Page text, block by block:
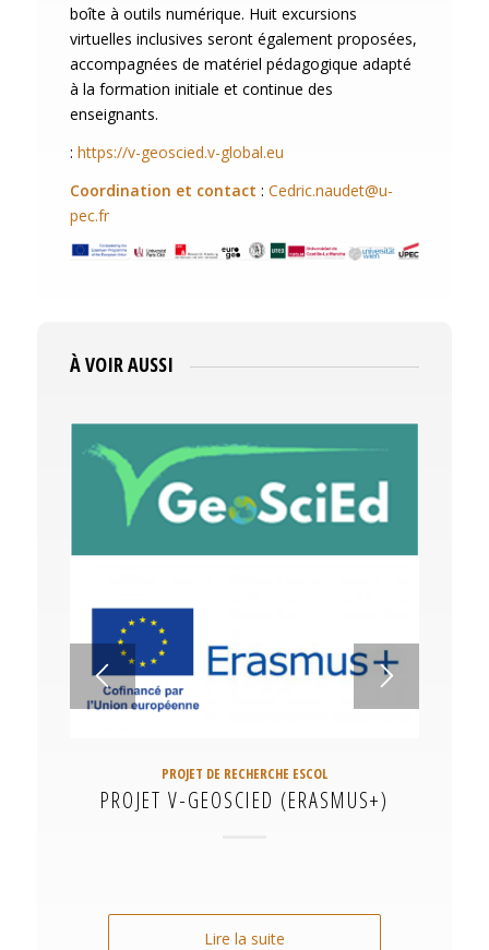
boîte à outils numérique. Huit excursions
virtuelles inclusives seront également proposées,
accompagnées de matériel pédagogique adapté
à la formation initiale et continue des
enseignants.
: https://v-geoscied.v-global.eu
Coordination et contact : Cedric.naudet@u-
pec.fr
À VOIR AUSSI
PROJET DE RECHERCHE ESCOL
PROJET V-GEOSCIED (ERASMUS+)
Lire la suite